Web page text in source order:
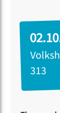
313